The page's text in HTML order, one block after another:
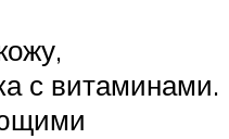
с витаминами.